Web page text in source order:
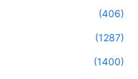
(406)
(1287)
(1400)